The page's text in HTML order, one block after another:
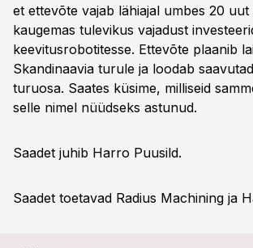
et ettevõte vajab lähiajal umbes 20
kaugemas tulevikus vajadust
keevitusrobotitesse. Ettevõte plaanib
Skandinaavia turule ja loodab
turuosa. Saates küsime, milliseid
selle nimel nüüdseks astunud.
Saadet juhib Harro Puusild.
Saadet toetavad Radius Machining ja